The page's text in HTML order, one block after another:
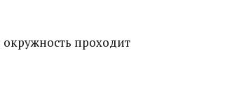
окружность проходит